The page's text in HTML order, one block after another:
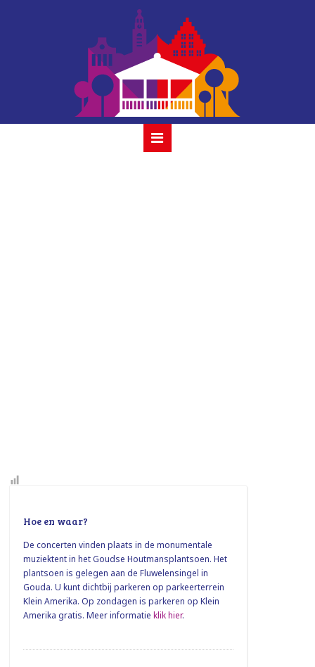
locatie
Hoe en waar?
De concerten vinden plaats in de monumentale
muziektent in het Goudse Houtmansplantsoen. Het
plantsoen is gelegen aan de Fluwelensingel in
Gouda. U kunt dichtbij parkeren op parkeerterrein
Klein Amerika. Op zondagen is parkeren op Klein
Amerika gratis. Meer informatieklik hier.